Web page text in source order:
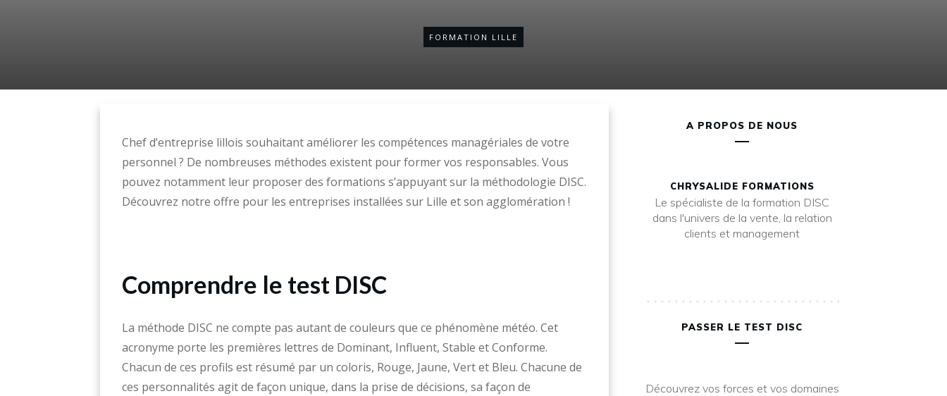
FORMATION LILLE
Chef d’entreprise lillois souhaitant améliorer les compétences managériales de votre
personnel ? De nombreuses méthodes existent pour former vos responsables. Vous
pouvez notamment leur proposer des formations s’appuyant sur la méthodologie DISC.
Découvrez notre offre pour les entreprises installées sur Lille et son agglomération !
Comprendre le test DISC
La méthode DISC ne compte pas autant de couleurs que ce phénomène météo. Cet
acronyme porte les premières lettres de Dominant, Influent, Stable et Conforme.
Chacun de ces profils est résumé par un coloris, Rouge, Jaune, Vert et Bleu. Chacune de
ces personnalités agit de façon unique, dans la prise de décisions, sa façon de
A PROPOS DE NOUS
CHRYSALIDE FORMATIONS
Le spécialiste de la formation DISC
dans l'univers de la vente, la relation
clients et management
PASSER LE TEST DISC
Découvrez vos forces et vos domaines